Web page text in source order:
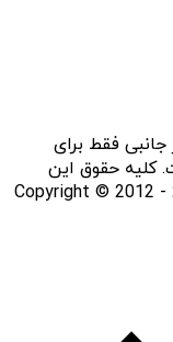
فقط برای
کلیه حقوق این